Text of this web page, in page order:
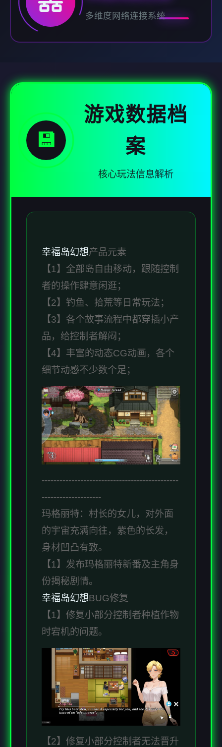
多维度网络连接系统
💾
游戏数据档
案
核心玩法信息解析
幸福岛幻想产品元素
【1】全部岛自由移动，跟随控制
者的操作肆意闲逛；
【2】钓鱼、拾荒等日常玩法；
【3】各个故事流程中都穿插小产
品，给控制者解闷；
【4】丰富的动态CG动画，各个
细节动感不少数个足；
----------------------------------------------
--------------------
玛格丽特：村长的女儿，对外面
的宇宙充满向往，紫色的长发，
身材凹凸有致。
【1】发布玛格丽特新番及主角身
份揭秘剧情。
幸福岛幻想BUG修复
【1】修复小部分控制者种植作物
时宕机的问题。
【2】修复小部分控制者无法晋升